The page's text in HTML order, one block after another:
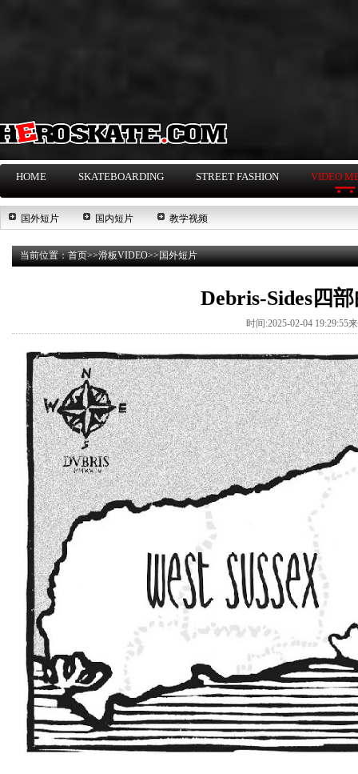
HOME SKATEBOARDING STREET FASHION VIDEO
国外短片 国内短片 教学视频
当前位置：首页>>滑板VIDEO>>国外短片
Debris-Sides四
时间:2025-02-04 19:29:55